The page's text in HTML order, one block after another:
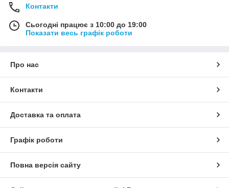
Контакти
Сьогодні працює з 10:00 до 19:00
Показати весь графік роботи
Про нас
Контакти
Доставка та оплата
Графік роботи
Повна версія сайту